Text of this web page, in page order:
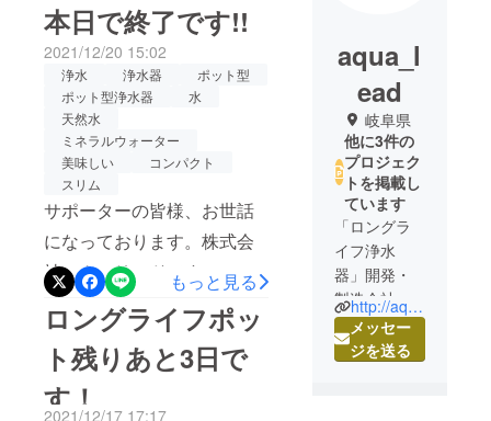
本日で終了です!!
2021/12/20 15:02
浄水 浄水器
ポット型
ポット型浄水器
水
天然水
ミネラルウォーター
美味しい
コンパクト
スリム
サポーターの皆様、お世話
になっております。株式会
社アクアリードです。 1台
で2Lペットボトル約800本
分！長寿命なポット型浄水
器でおいしい水をいつでも
『ロングライフポット』の
もっと見る
ロングライフポッ
ト残りあと3日で
す！
2021/12/17 17:17
aqua_l
ead
岐阜県
他に3件の
プロジェク
トを掲載し
ています
「ロングラ
イフ浄水
器」開発・
製造会社の
株式会社ア
クアリード
http://aqua-lead.jp/
メッセー
ジを送る